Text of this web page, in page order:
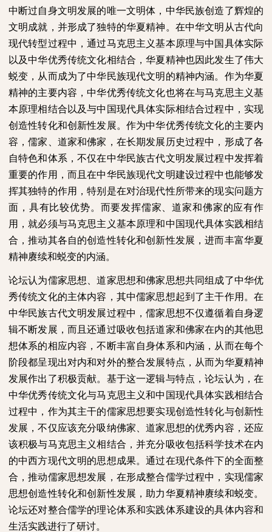
中断过自身文明发展的唯一文明体，中华民族创造了辉煌的
文明成就，并形成了独特的华夏精神。在中华文明从古代向
现代转型过程中，通过马克思主义基本原理与中国具体实际
以及中华优秀传统文化相结合，华夏精神也因此发生了伟大
蜕变，从而成为了中华民族现代文明的精神内涵。作为华夏
精神的主要内容，中华优秀传统文化也将在与马克思主义基
本原理相结合以及与中国现代具体实际相结合过程中，实现
创造性转化和创新性发展。作为中华优秀传统文化的主要内
容，儒家、道家和佛家，在长期发展历史过程中，形成了各
自特色和体系，不仅在中华民族古代文明发展过程中发挥着
重要的作用，而且在中华民族现代文明建设过程中也能够发
挥其独特的作用，特别是在对治现代性所带来的现实问题方
面，具有比较优势。而要发挥儒家、道家和佛家的应有作
用，就必须与马克思主义基本原理和中国现代具体实践相结
合，推动其各自的创造性转化和创新性发展，进而丰富华夏
精神赓续和蜕变的内涵。
论坛认为儒家思想、道家思想和佛家思想共同组成了中华优
秀传统文化的主体内容，其中儒家思想起到了主干作用。在
中华民族古代文明发展过程中，儒家思想不仅遵循着自身逻
辑不断发展，而且还通过吸收包括道家和佛家在内的其他思
想体系的相应内容，不断丰富自身体系和内涵，从而在每个
阶段都呈现出对内和对外的整合发展特点，从而为华夏精神
发展作出了积极贡献。基于这一逻辑与特点，论坛认为，在
中华优秀传统文化与马克思主义和中国现代具体实践相结合
过程中，作为其主干的儒家思想要实现创造性转化与创新性
发展，不仅应该充分吸纳佛家、道家思想的优秀内容，还应
该积极与马克思主义相结合，并充分吸收包括科学技术在内
的中西方现代文明的思想成果。通过在现代条件下的全面整
合，推动儒家思想发展，在形成整合儒学过程中，实现儒家
思想创造性转化和创新性发展，助力华夏精神赓续和蜕变。
论坛还对整合儒学的理论体系和实践体系建设的具体内容和
生活实践进行了研讨。